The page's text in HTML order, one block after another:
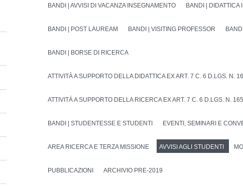
BANDI | AVVISI DI VACANZA INSEGNAMENTO BANDI | DIDATTICA
BANDI | POST LAUREAM BANDI | VISITING PROFESSOR
BANDI | BORSE DI RICERCA
ATTIVITÀ A SUPPORTO DELLA DIDATTICA EX ART. 7 C. 6 D.LGS. N.
ATTIVITÀ A SUPPORTO DELLA RICERCA EX ART. 7 C. 6 D.LGS. N.
BANDI | STUDENTESSE E STUDENTI EVENTI, SEMINARI E
AREA RICERCA E TERZA MISSIONE AVVISI AGLI STUDENTI
PUBBLICAZIONI ARCHIVIO PRE-2019